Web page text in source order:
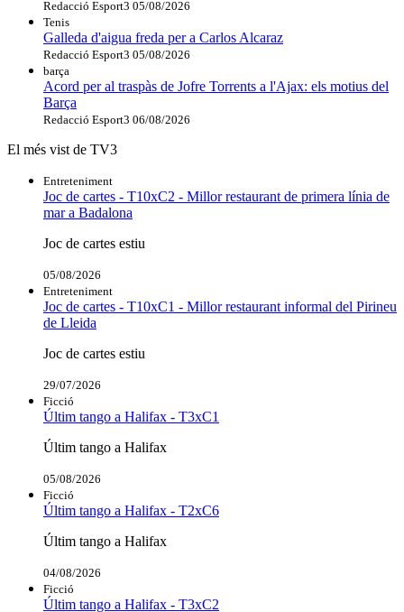
Redacció Esport3 05/08/2026
Tenis
Galleda d'aigua freda per a Carlos Alcaraz
Redacció Esport3 05/08/2026
barça
Acord per al traspàs de Jofre Torrents a l'Ajax: els motius del
Barça
Redacció Esport3 06/08/2026
El més vist de TV3
Entreteniment
Joc de cartes - T10xC2 - Millor restaurant de primera línia de
mar a Badalona
Joc de cartes estiu
05/08/2026
Entreteniment
Joc de cartes - T10xC1 - Millor restaurant informal del Pirineu
de Lleida
Joc de cartes estiu
29/07/2026
Ficció
Últim tango a Halifax - T3xC1
Últim tango a Halifax
05/08/2026
Ficció
Últim tango a Halifax - T2xC6
Últim tango a Halifax
04/08/2026
Ficció
Últim tango a Halifax - T3xC2